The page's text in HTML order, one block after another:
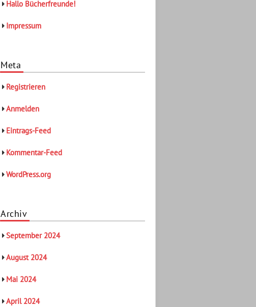
Hallo Bücherfreunde!
Impressum
Meta
Registrieren
Anmelden
Eintrags-Feed
Kommentar-Feed
WordPress.org
Archiv
September 2024
August 2024
Mai 2024
April 2024